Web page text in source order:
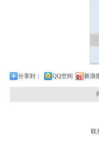
分享到： QQ空间 新浪
联